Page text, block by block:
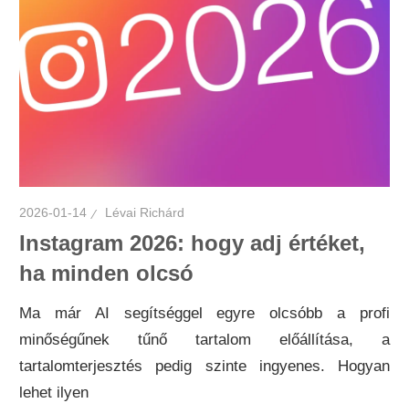
2026-01-14 Lévai Richárd
Instagram 2026: hogy adj értéket,
ha minden olcsó
Ma már AI segítséggel egyre olcsóbb a profi
minőségűnek tűnő tartalom előállítása, a
tartalomterjesztés pedig szinte ingyenes. Hogyan
lehet ilyen